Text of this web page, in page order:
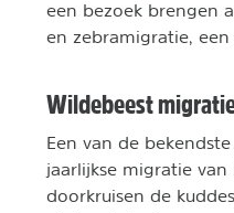
een bezoek brengen
en zebramigratie,
Wildebeest
Een van de
jaarlijkse migratie
doorkruisen de